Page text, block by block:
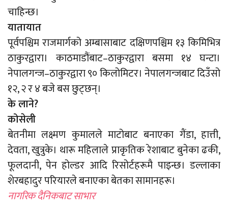
चाहिन्छ।
यातायात
पूर्वपश्चिम राजमार्गको अम्बासाबाट दक्षिणपश्चिम १३ किमिभित्र
ठाकुरद्वारा। काठमाडौंबाट–ठाकुरद्वारा बसमा १४ घन्टा।
नेपालगन्ज–ठाकुरद्वारा ९० किलोमिटर। नेपालगन्जबाट दिउँसो
१२, २ र ४ बजे बस छुट्छन्।
के लाने?
कोसेली
बेतनीमा लक्ष्मण कुमालले माटोबाट बनाएका गैंडा, हात्ती,
देवता, खुत्रुके। थारू महिलाले प्राकृतिक रेशाबाट बुनेका ढकी,
फूलदानी, पेन होल्डर आदि रिसोर्टहरूमै पाइन्छ। डल्लाका
शेरबहादुर परियारले बनाएका बेतका सामानहरू।
नागरिक दैनिकबाट साभार